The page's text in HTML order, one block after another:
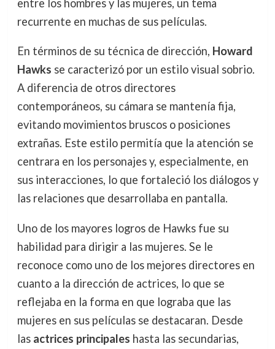
entre los hombres y las mujeres, un tema
recurrente en muchas de sus películas.
En términos de su técnica de dirección, Howard
Hawks se caracterizó por un estilo visual sobrio.
A diferencia de otros directores
contemporáneos, su cámara se mantenía fija,
evitando movimientos bruscos o posiciones
extrañas. Este estilo permitía que la atención se
centrara en los personajes y, especialmente, en
sus interacciones, lo que fortaleció los diálogos y
las relaciones que desarrollaba en pantalla.
Uno de los mayores logros de Hawks fue su
habilidad para dirigir a las mujeres. Se le
reconoce como uno de los mejores directores en
cuanto a la dirección de actrices, lo que se
reflejaba en la forma en que lograba que las
mujeres en sus películas se destacaran. Desde
las actrices principales hasta las secundarias,